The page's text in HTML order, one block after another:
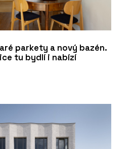
parkety a nový bazén.
tu bydlí i nabízí